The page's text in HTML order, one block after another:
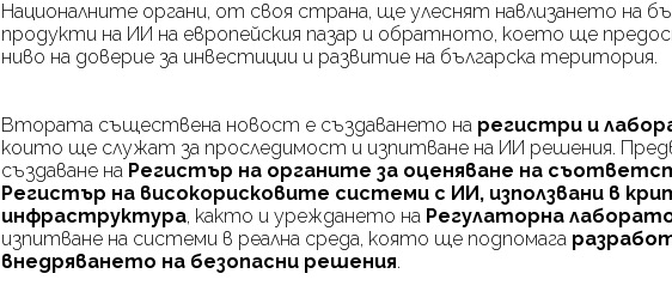
Националните органи, от своя страна, ще улеснят навлизането на
продукти на ИИ на европейския пазар и обратното, което ще
ниво на доверие за инвестиции и развитие на българска територия.
Втората съществена новост е създаването на регистри и
които ще служат за проследимост и изпитване на ИИ решения.
създаване на Регистър на органите за оценяване на
Регистър на високорисковите системи с ИИ, използвани в
инфраструктура, както и уреждането на Регулаторна
изпитване на системи в реална среда, която ще подпомага
внедряването на безопасни решения.